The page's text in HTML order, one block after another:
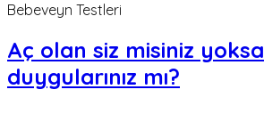
Bebeveyn Testleri
Aç olan siz misiniz yoksa
duygularınız mı?